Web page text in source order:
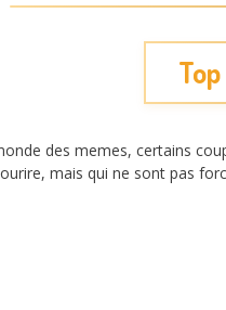
des memes, certains
mais qui ne sont pas